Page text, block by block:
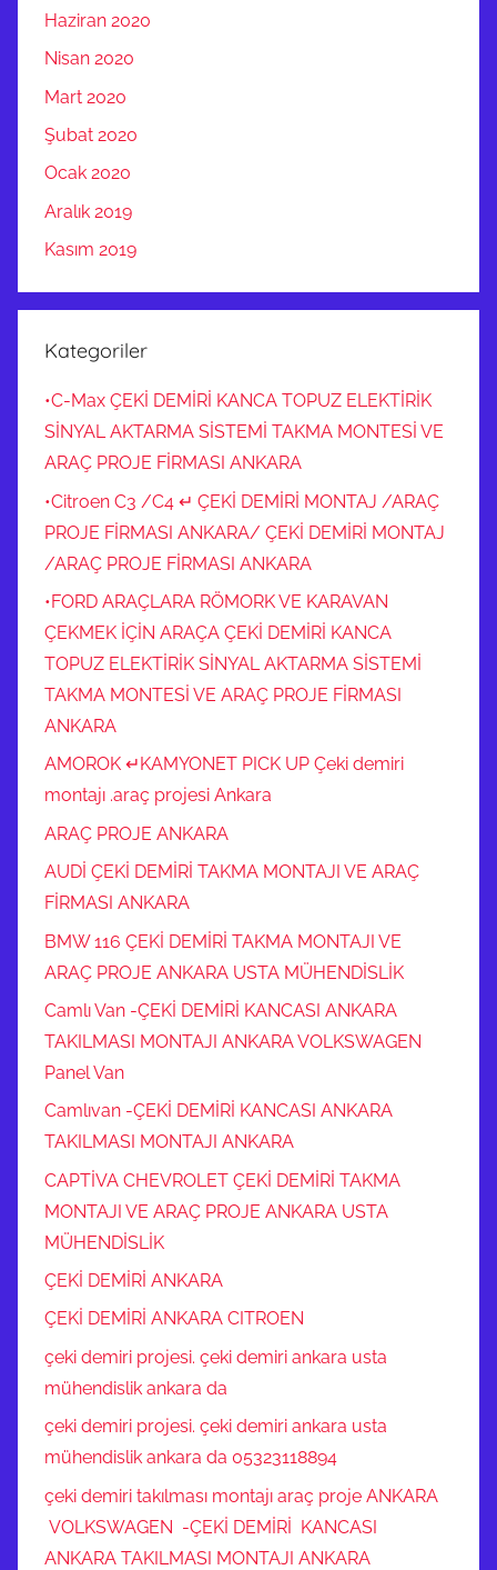
Haziran 2020
Nisan 2020
Mart 2020
Şubat 2020
Ocak 2020
Aralık 2019
Kasım 2019
Kategoriler
•C-Max ÇEKİ DEMİRİ KANCA TOPUZ ELEKTİRİK
SİNYAL AKTARMA SİSTEMİ TAKMA MONTESİ VE
ARAÇ PROJE FİRMASI ANKARA
•Citroen C3 /C4 ↵ ÇEKİ DEMİRİ MONTAJ /ARAÇ
PROJE FİRMASI ANKARA/ ÇEKİ DEMİRİ MONTAJ
/ARAÇ PROJE FİRMASI ANKARA
•FORD ARAÇLARA RÖMORK VE KARAVAN
ÇEKMEK İÇİN ARAÇA ÇEKİ DEMİRİ KANCA
TOPUZ ELEKTİRİK SİNYAL AKTARMA SİSTEMİ
TAKMA MONTESİ VE ARAÇ PROJE FİRMASI
ANKARA
AMOROK ↵KAMYONET PICK UP Çeki demiri
montajı .araç projesi Ankara
ARAÇ PROJE ANKARA
AUDİ ÇEKİ DEMİRİ TAKMA MONTAJI VE ARAÇ
FİRMASI ANKARA
BMW 116 ÇEKİ DEMİRİ TAKMA MONTAJI VE
ARAÇ PROJE ANKARA USTA MÜHENDİSLİK
Camlı Van -ÇEKİ DEMİRİ KANCASI ANKARA
TAKILMASI MONTAJI ANKARA VOLKSWAGEN
Panel Van
Camlıvan -ÇEKİ DEMİRİ KANCASI ANKARA
TAKILMASI MONTAJI ANKARA
CAPTİVA CHEVROLET ÇEKİ DEMİRİ TAKMA
MONTAJI VE ARAÇ PROJE ANKARA USTA
MÜHENDİSLİK
ÇEKİ DEMİRİ ANKARA
ÇEKİ DEMİRİ ANKARA CITROEN
çeki demiri projesi. çeki demiri ankara usta
mühendislik ankara da
çeki demiri projesi. çeki demiri ankara usta
mühendislik ankara da 05323118894
çeki demiri takılması montajı araç proje ANKARA
VOLKSWAGEN -ÇEKİ DEMİRİ KANCASI
ANKARA TAKILMASI MONTAJI ANKARA